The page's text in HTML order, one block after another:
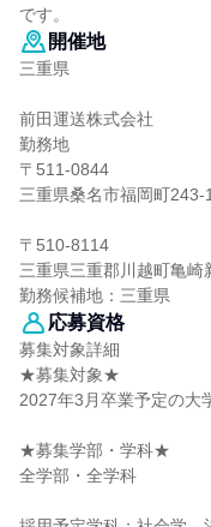
です。
開催地
三重県
前田運送株式会社
勤務地
〒511-0844
三重県桑名市福岡町243-1
〒510-8114
三重県三重郡川越町亀崎
勤務候補地：三重県
応募資格
募集対象詳細
★募集対象★
2027年3月卒業予定の大
★募集学部・学科★
全学部・全学科